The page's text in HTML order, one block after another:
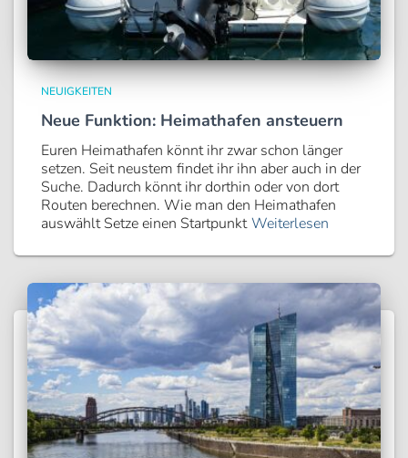
NEUIGKEITEN
Neue Funktion: Heimathafen ansteuern
Euren Heimathafen könnt ihr zwar schon länger
setzen. Seit neustem findet ihr ihn aber auch in der
Suche. Dadurch könnt ihr dorthin oder von dort
Routen berechnen. Wie man den Heimathafen
auswählt Setze einen Startpunkt Weiterlesen